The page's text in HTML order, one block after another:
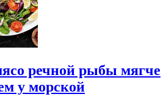
речной рыбы мягче
у морской